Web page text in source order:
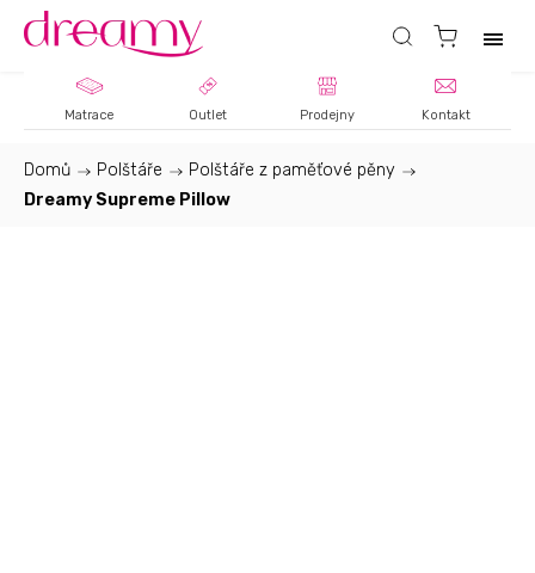
Matrace Outlet Prodejny Kontakt
Domů / Polštáře / Polštáře z paměťové pěny /
Dreamy Supreme Pillow